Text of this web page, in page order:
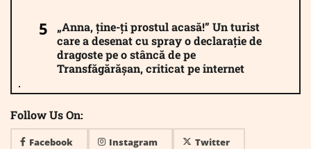
„Anna, ține-ți prostul acasă!” Un turist
care a desenat cu spray o declarație de
dragoste pe o stâncă de pe
Transfăgărășan, criticat pe internet
Follow Us On:
Facebook Instagram Twitter